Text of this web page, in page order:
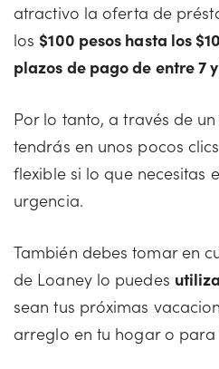
atractivo la oferta de
los $100 pesos hasta los
plazos de pago de entre 7
Por lo tanto, a través de
tendrás en unos pocos
flexible si lo que necesitas
urgencia.
También debes tomar en
de Loaney lo puedes
sean tus próximas
arreglo en tu hogar o para